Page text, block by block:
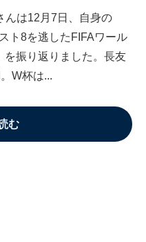
んは12月7日、自身の
ト8を逃したFIFAワール
を振り返りました。長友
W杯は...
む